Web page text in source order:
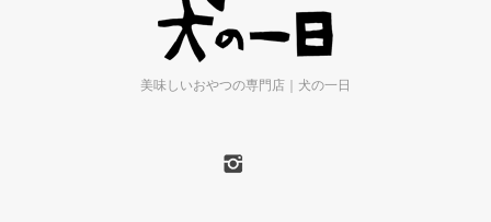
美味しいおやつの専門店｜犬の一日